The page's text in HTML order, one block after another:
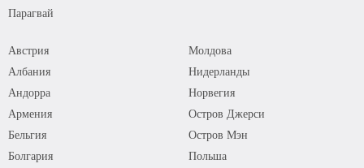
Парагвай
Австрия
Албания
Андорра
Армения
Бельгия
Болгария
Молдова
Нидерланды
Норвегия
Остров Джерси
Остров Мэн
Польша